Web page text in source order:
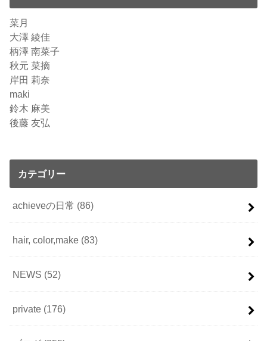
菜月
大澤 綾佳
柄澤 南菜子
秋元 菜摘
岸田 莉奈
maki
鈴木 麻美
後藤 友弘
カテゴリー
achieveの日常 (86)
hair, color,make (83)
NEWS (52)
private (176)